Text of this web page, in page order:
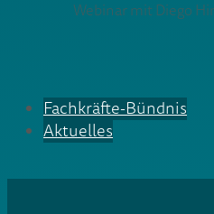
Webinar mit Diego
Fachkräfte-Bündnis
Aktuelles